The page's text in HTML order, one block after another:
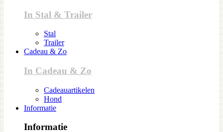
In Stal & Trailer
Stal
Trailer
Cadeau & Zo
In Cadeau & Zo
Cadeauartikelen
Hond
Informatie
Informatie